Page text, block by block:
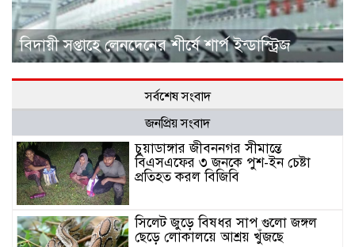
বিদায়ী সপ্তাহে লেনদেনের শীর্ষে শার্প ইন্ডাস্ট্রিজ
সর্বশেষ সংবাদ
জনপ্রিয় সংবাদ
চুয়াডাঙ্গার জীবননগর সীমান্তে
বিএসএফের ৩ জনকে পুশ-ইন চেষ্টা
প্রতিহত করল বিজিবি
সিলেট জুড়ে বিষধর সাপ গুলো জঙ্গল
ছেড়ে লোকালয়ে আশ্রয় খুঁজছে